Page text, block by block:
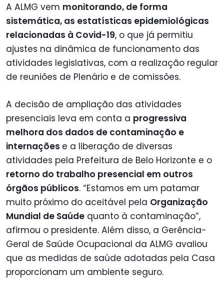
A ALMG vem monitorando, de forma
sistemática, as estatísticas epidemiológicas
relacionadas à Covid-19, o que já permitiu
ajustes na dinâmica de funcionamento das
atividades legislativas, com a realização regular
de reuniões de Plenário e de comissões.
A decisão de ampliação das atividades
presenciais leva em conta a progressiva
melhora dos dados de contaminação e
internações e a liberação de diversas
atividades pela Prefeitura de Belo Horizonte e o
retorno do trabalho presencial em outros
órgãos públicos. “Estamos em um patamar
muito próximo do aceitável pela Organização
Mundial de Saúde quanto à contaminação”,
afirmou o presidente. Além disso, a Gerência-
Geral de Saúde Ocupacional da ALMG avaliou
que as medidas de saúde adotadas pela Casa
proporcionam um ambiente seguro.